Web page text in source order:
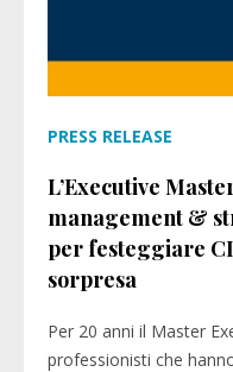
PRESS RELEASE
L’Executive
management &
per festeggiare
sorpresa
Per 20 anni il Master
professionisti che